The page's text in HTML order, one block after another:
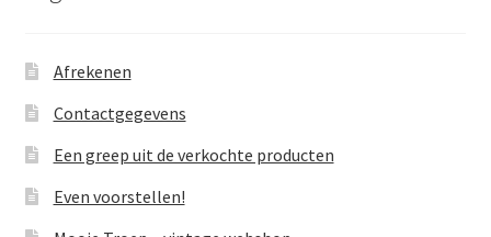
Afrekenen
Contactgegevens
Een greep uit de verkochte producten
Even voorstellen!